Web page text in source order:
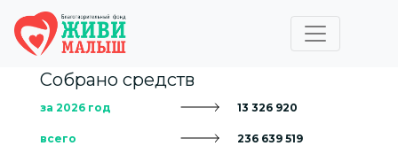
Собрано средств
за 2026 год 13 326 920
всего 236 639 519